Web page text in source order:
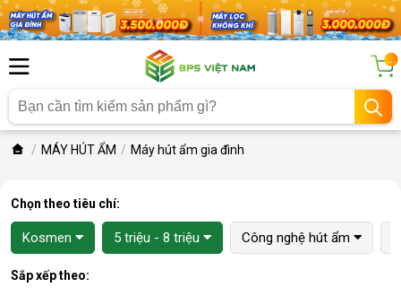
...
MÁY HÚT ẨM Máy hút ẩm gia đình
Chọn theo tiêu chí:
Kosmen 5 triệu - 8 triệu Công nghệ hút ẩm
Sắp xếp theo: